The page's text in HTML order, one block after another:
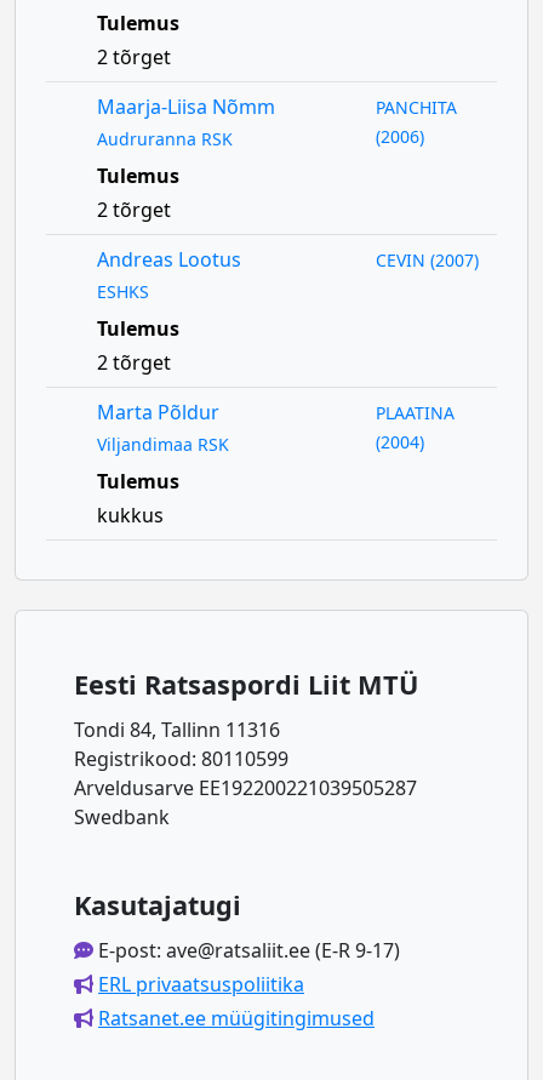
Tulemus
2 tõrget
Maarja-Liisa Nõmm
Audruranna RSK
PANCHITA
(2006)
Tulemus
2 tõrget
Andreas Lootus
ESHKS
CEVIN (2007)
Tulemus
2 tõrget
Marta Põldur
Viljandimaa RSK
PLAATINA
(2004)
Tulemus
kukkus
Eesti Ratsaspordi Liit MTÜ
Tondi 84, Tallinn 11316
Registrikood: 80110599
Arveldusarve EE192200221039505287
Swedbank
Kasutajatugi
E-post: ave@ratsaliit.ee (E-R 9-17)
ERL privaatsuspoliitika
Ratsanet.ee müügitingimused